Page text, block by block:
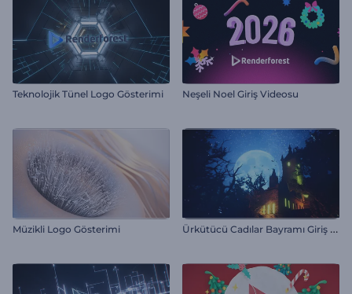
Teknolojik Tünel Logo Gösterimi Neşeli Noel Giriş Videosu
Müzikli Logo Gösterimi Ü
rkütücü Cadılar Bayramı Giriş Videosu